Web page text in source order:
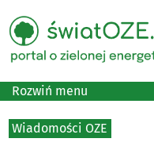
Rozwiń menu
Wiadomości OZE